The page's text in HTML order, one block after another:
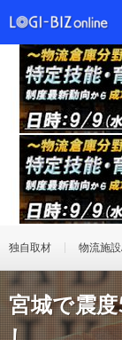
独自取材 物流施
宮城で震